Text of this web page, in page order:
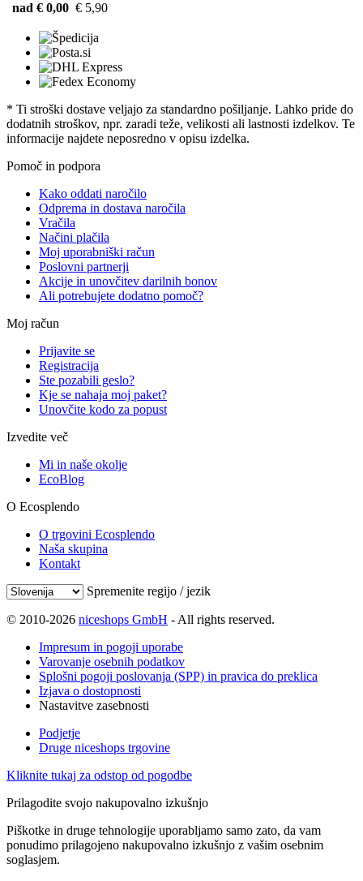
nad € 0,00 € 5,90
* Ti stroški dostave veljajo za standardno pošiljanje. Lahko pride do
dodatnih stroškov, npr. zaradi teže, velikosti ali lastnosti izdelkov. Te
informacije najdete neposredno v opisu izdelka.
Pomoč in podpora
Kako oddati naročilo
Odprema in dostava naročila
Vračila
Načini plačila
Moj uporabniški račun
Poslovni partnerji
Akcije in unovčitev darilnih bonov
Ali potrebujete dodatno pomoč?
Moj račun
Prijavite se
Registracija
Ste pozabili geslo?
Kje se nahaja moj paket?
Unovčite kodo za popust
Izvedite več
Mi in naše okolje
EcoBlog
O Ecosplendo
O trgovini Ecosplendo
Naša skupina
Kontakt
Spremenite regijo / jezik
© 2010-2026 niceshops GmbH - All rights reserved.
Impresum in pogoji uporabe
Varovanje osebnih podatkov
Splošni pogoji poslovanja (SPP) in pravica do preklica
Izjava o dostopnosti
Nastavitve zasebnosti
Podjetje
Druge niceshops trgovine
Kliknite tukaj za odstop od pogodbe
Prilagodite svojo nakupovalno izkušnjo
Piškotke in druge tehnologije uporabljamo samo zato, da vam
ponudimo prilagojeno nakupovalno izkušnjo z vašim osebnim
soglasjem.